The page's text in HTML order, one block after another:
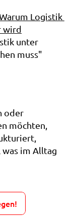
Logistik
wird
muss"
oder
möchten,
im Alltag